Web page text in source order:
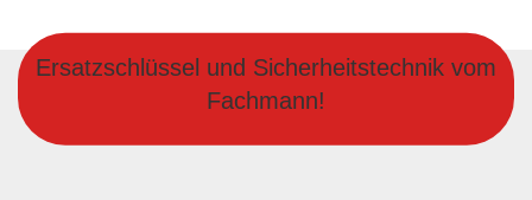
Ersatzschlüssel und Sicherheitstechnik vom
Fachmann!